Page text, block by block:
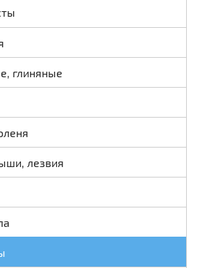
глиняные
лезвия